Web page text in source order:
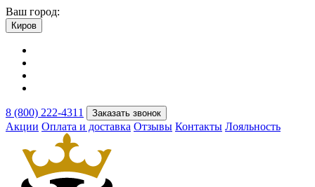
Ваш город:
Киров
8 (800) 222-4311 Заказать звонок
Акции Оплата и доставка Отзывы Контакты Лояльность